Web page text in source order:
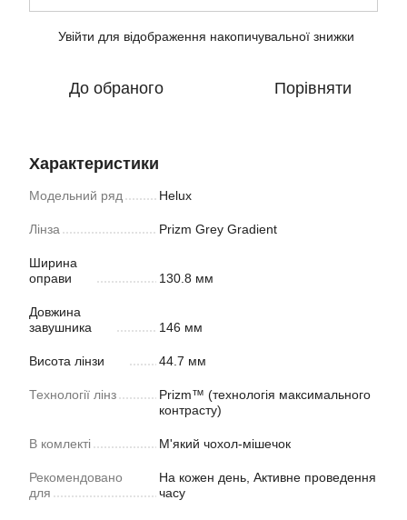
Увійти для відображення накопичувальної знижки
До обраного Порівняти
Характеристики
Модельний ряд Helux
Лінза Prizm Grey Gradient
Ширина
оправи
130.8 мм
Довжина
завушника
146 мм
Висота лінзи 44.7 мм
Технології лінз
Prizm™ (технологія максимального
контрасту)
В комлекті М'який чохол-мішечок
Рекомендовано
для
На кожен день, Активне проведення
часу